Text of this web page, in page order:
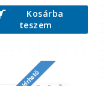
Kosárba
teszem